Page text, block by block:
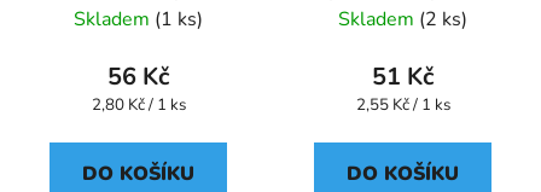
GREŠÍK Ovocný čaj
Skladem (1 ks)
56 Kč
Měrná
2,80 Kč / 1 ks
DO KOŠÍKU
GREŠÍK Ovocný čaj
Skladem (2 ks)
51 Kč
Měrná
2,55 Kč / 1 ks
DO KOŠÍKU